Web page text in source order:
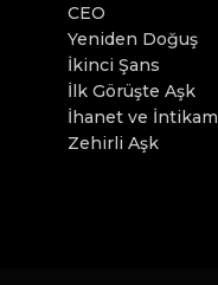
CEO
Yeniden Doğuş
İkinci Şans
İlk Görüşte Aşk
İhanet ve İntikam
Zehirli Aşk